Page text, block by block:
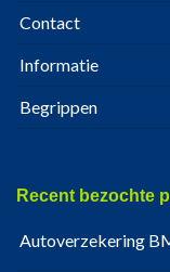
Contact
Informatie
Begrippen
Recent bezochte
Autoverzekering